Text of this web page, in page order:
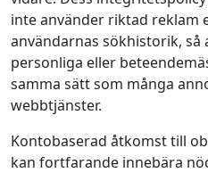
inte använder riktad reklam
användarnas sökhistorik,
personliga eller
samma sätt som många
webbtjänster.
Konto­baserad åtkomst till
kan fortfarande innebära